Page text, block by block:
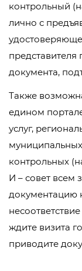
контрольный
лично с
документа,
Также
едином
услуг,
контрольных
И – совет всем
документацию
ждите визита
приводите